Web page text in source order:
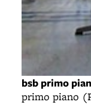
bsb primo
primo piano